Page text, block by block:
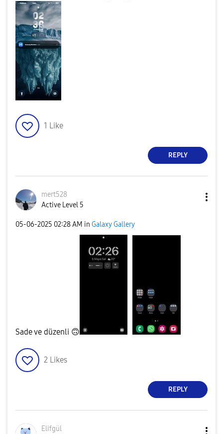
1 Like
REPLY
mert528
Active Level 5
‎05-06-2025 02:28 AM in Galaxy Gallery
Sade ve düzenli 🙃
2 Likes
REPLY
Elifgül